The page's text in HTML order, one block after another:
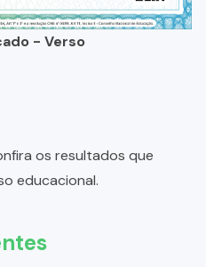
- Verso
os resultados que
educacional.